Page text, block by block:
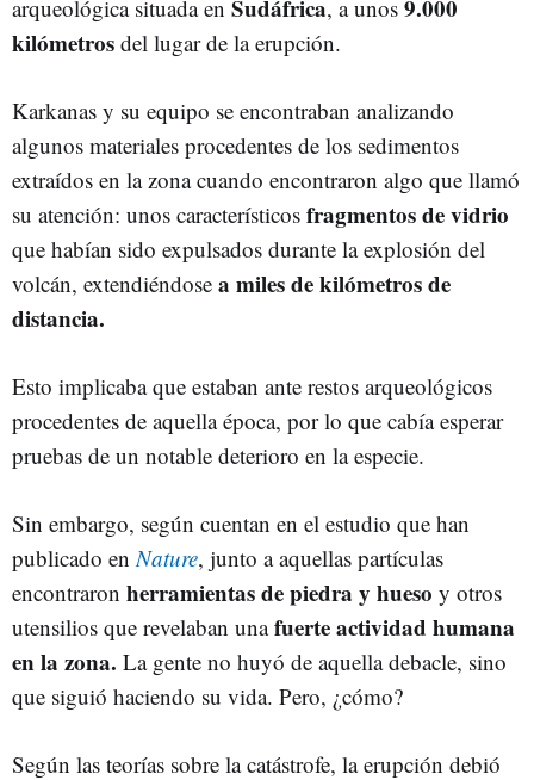
arqueológica situada en Sudáfrica, a unos 9.000
kilómetros del lugar de la erupción.
Karkanas y su equipo se encontraban analizando
algunos materiales procedentes de los sedimentos
extraídos en la zona cuando encontraron algo que llamó
su atención: unos característicos fragmentos de vidrio
que habían sido expulsados durante la explosión del
volcán, extendiéndose a miles de kilómetros de
distancia.
Esto implicaba que estaban ante restos arqueológicos
procedentes de aquella época, por lo que cabía esperar
pruebas de un notable deterioro en la especie.
Sin embargo, según cuentan en el estudio que han
publicado enNature, junto a aquellas partículas
encontraron herramientas de piedra y hueso y otros
utensilios que revelaban unafuerte actividad humana
en la zona. La gente no huyó de aquella debacle, sino
que siguió haciendo su vida. Pero, ¿cómo?
Según las teorías sobre la catástrofe, la erupción debió